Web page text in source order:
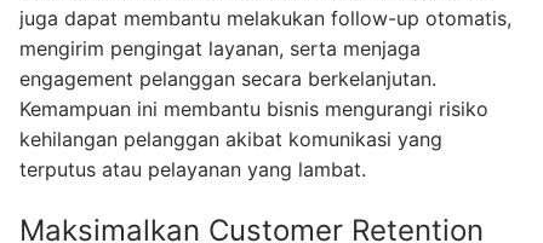
juga dapat membantu melakukan follow-up otomatis,
mengirim pengingat layanan, serta menjaga
engagement pelanggan secara berkelanjutan.
Kemampuan ini membantu bisnis mengurangi risiko
kehilangan pelanggan akibat komunikasi yang
terputus atau pelayanan yang lambat.
Maksimalkan Customer Retention